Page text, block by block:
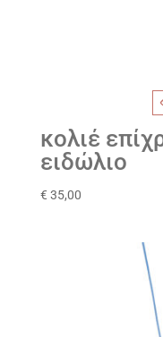
κολιέ
ειδώλιο
€ 35,00